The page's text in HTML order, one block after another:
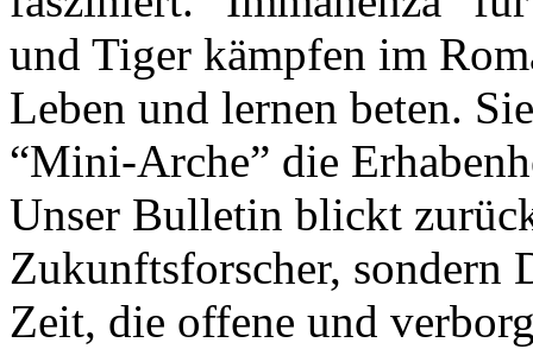
und Tiger kämpfen im
Leben und lernen beten.
“Mini-Arche” die
Unser Bulletin blickt
Zukunftsforscher, sondern
Zeit, die offene und